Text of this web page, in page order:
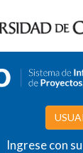
Ingrese con